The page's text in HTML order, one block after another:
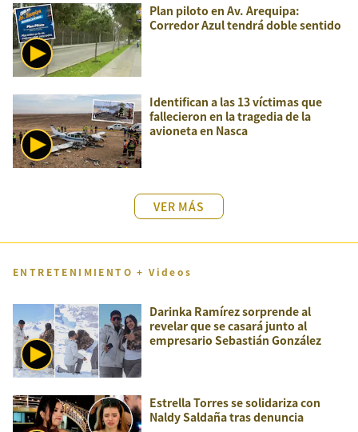
Plan piloto en Av. Arequipa:
Corredor Azul tendrá doble sentido
Identifican a las 13 víctimas que
fallecieron en la tragedia de la
avioneta en Nasca
VER MÁS
ENTRETENIMIENTO + Videos
Darinka Ramírez sorprende al
revelar que se casará junto al
empresario Sebastián González
Estrella Torres se solidariza con
Naldy Saldaña tras denuncia